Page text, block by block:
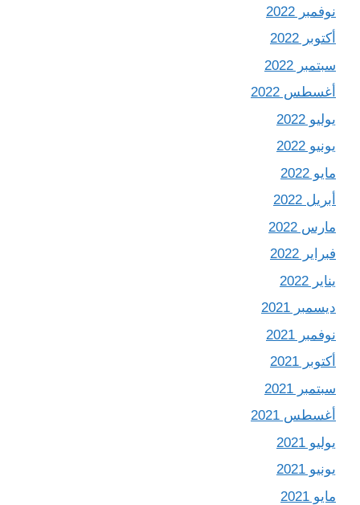
نوفمبر 2022
أكتوبر 2022
سبتمبر 2022
أغسطس 2022
يوليو 2022
يونيو 2022
مايو 2022
أبريل 2022
مارس 2022
فبراير 2022
يناير 2022
ديسمبر 2021
نوفمبر 2021
أكتوبر 2021
سبتمبر 2021
أغسطس 2021
يوليو 2021
يونيو 2021
مايو 2021